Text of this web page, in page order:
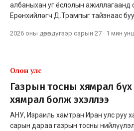
албаныхан уг ёслолын ажиллагаанд
Ерөнхийлөгч Д.Трампыг тайзнаас
2026 оны дөрөвдүгээр сарын 27 · 1 мин
Олон улс
Газрын тосны хямрал
хямрал болж эхэллээ
АНУ, Израиль хамтран Иран улс руу
сарын дараа газрын тосны